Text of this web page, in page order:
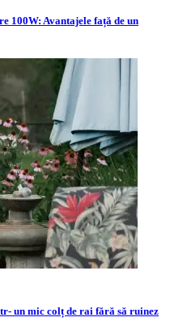
100W: Avantajele față de un
un mic colț de rai fără să ruinez